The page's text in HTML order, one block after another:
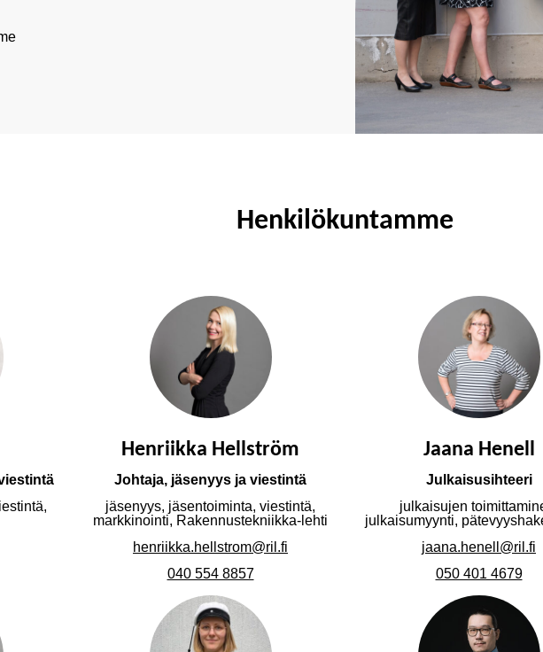
Henkilökuntamme
Henriikka Hellström
Johtaja, jäsenyys ja viestintä
jäsenyys, jäsentoiminta, viestintä,
markkinointi, Rakennustekniikka-lehti
henriikka.hellstrom@ril.fi
040 554 8857
Jaana Henell
Julkaisusihteeri
julkaisujen
julkaisumyynti,
jaana.henell@ril.fi
050 401 4679